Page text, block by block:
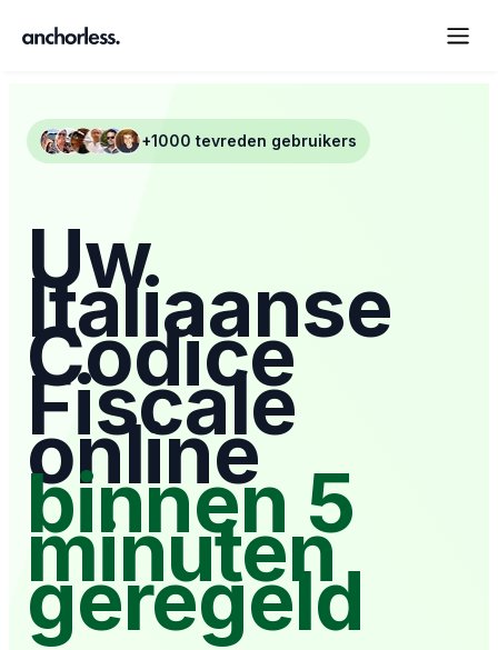
+1000 tevreden gebruikers
Uw
Italiaanse
Codice
Fiscale
online
binnen 5
minuten
geregeld